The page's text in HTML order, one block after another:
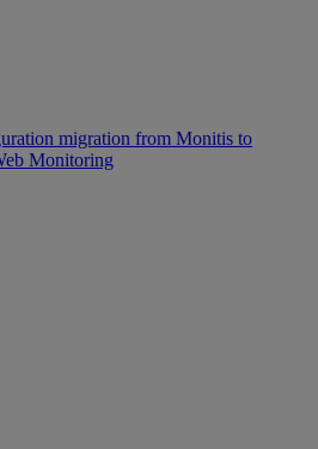
migration from Monitis to
Monitoring